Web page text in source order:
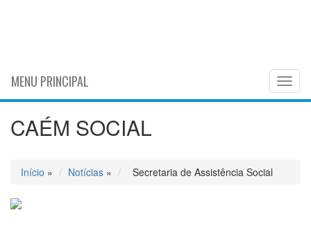
MENU PRINCIPAL
CAÉM SOCIAL
Início » Notícias » Secretaria de Assistência Social